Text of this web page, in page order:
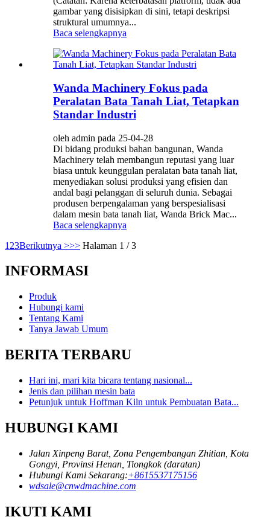
gambar yang disisipkan di sini, tetapi deskripsi
struktural umumnya...
Baca selengkapnya
Wanda Machinery Fokus pada
Peralatan Bata Tanah Liat, Tetapkan
Standar Industri
oleh admin pada 25-04-28
Di bidang produksi bahan bangunan, Wanda
Machinery telah membangun reputasi yang luar
biasa untuk keunggulan peralatan bata tanah liat,
menyediakan solusi produksi yang efisien dan
andal bagi pelanggan di seluruh dunia. Sebagai
produsen berpengalaman yang berspesialisasi
dalam mesin bata tanah liat, Wanda Brick Mac...
Baca selengkapnya
1 23Berikutnya >>> Halaman 1 / 3
INFORMASI
Produk
Hubungi kami
Tentang Kami
Tanya Jawab Umum
BERITA TERBARU
Hari ini, mari kita bicara tentang nasional...
Jenis dan pilihan mesin bata
Petunjuk untuk Hoffman Kiln untuk Pembuatan Bata...
HUBUNGI KAMI
Jalan Xinpeng Barat, Zona Pengembangan Zhitian, Kota
Gongyi, Provinsi Henan, Tiongkok (daratan)
Hubungi Kami Sekarang:+8615537175156
wdsale@cnwdmachine.com
IKUTI KAMI